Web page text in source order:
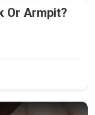
Or Armpit?